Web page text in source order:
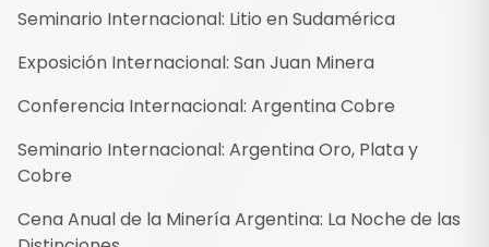
Seminario Internacional: Litio en Sudamérica
Exposición Internacional: San Juan Minera
Conferencia Internacional: Argentina Cobre
Seminario Internacional: Argentina Oro, Plata y
Cobre
Cena Anual de la Minería Argentina: La Noche de las